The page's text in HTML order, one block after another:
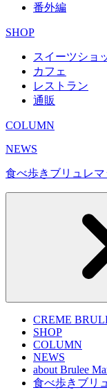
番外編
SHOP
スイーツショ
カフェ
レストラン
通販
COLUMN
NEWS
食べ歩きブリュレ
CREME
SHOP
COLUMN
NEWS
about Brulee
食べ歩きブリ